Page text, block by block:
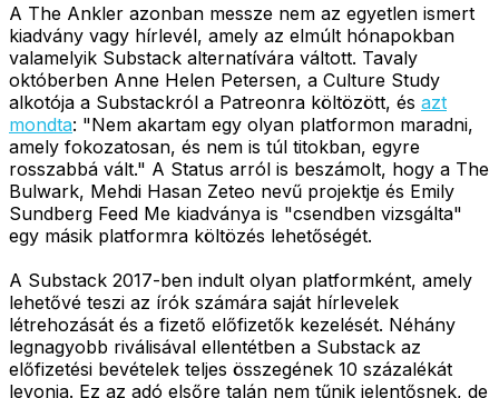
A The Ankler azonban messze nem az egyetlen ismert
kiadvány vagy hírlevél, amely az elmúlt hónapokban
valamelyik Substack alternatívára váltott. Tavaly
októberben Anne Helen Petersen, a Culture Study
alkotója a Substackról a Patreonra költözött, és azt
mondta: "Nem akartam egy olyan platformon maradni,
amely fokozatosan, és nem is túl titokban, egyre
rosszabbá vált." A Status arról is beszámolt, hogy a The
Bulwark, Mehdi Hasan Zeteo nevű projektje és Emily
Sundberg Feed Me kiadványa is "csendben vizsgálta"
egy másik platformra költözés lehetőségét.
A Substack 2017-ben indult olyan platformként, amely
lehetővé teszi az írók számára saját hírlevelek
létrehozását és a fizető előfizetők kezelését. Néhány
legnagyobb riválisával ellentétben a Substack az
előfizetési bevételek teljes összegének 10 százalékát
levonja. Ez az adó elsőre talán nem tűnik jelentősnek, de